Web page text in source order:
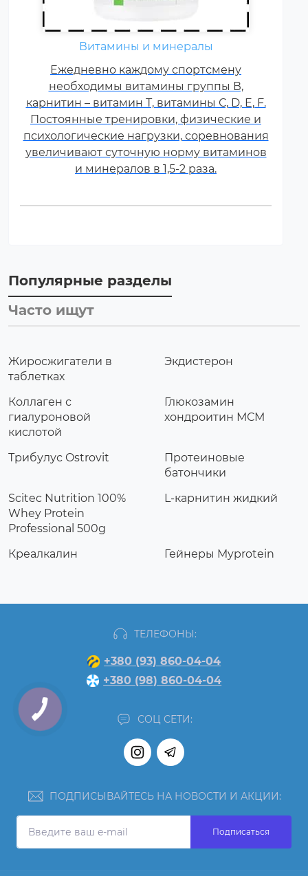
Витамины и минералы
Ежедневно каждому спортсмену
необходимы витамины группы В,
карнитин – витамин Т, витамины С, D, E, F.
Постоянные тренировки, физические и
психологические нагрузки, соревнования
увеличивают суточную норму витаминов
и минералов в 1,5-2 раза.
Популярные разделы
Часто ищут
Жиросжигатели в
таблетках
Экдистерон
Коллаген с
гиалуроновой
кислотой
Глюкозамин
хондроитин МСМ
Трибулус Ostrovit
Протеиновые
батончики
Scitec Nutrition 100%
Whey Protein
Professional 500g
L-карнитин жидкий
Креалкалин Гейнеры Myprotein
ТЕЛЕФОНЫ:
+380 (93) 860-04-04
+380 (98) 860-04-04
СОЦ СЕТИ:
ПОДПИСЫВАЙТЕСЬ НА НОВОСТИ И АКЦИИ:
Подписаться